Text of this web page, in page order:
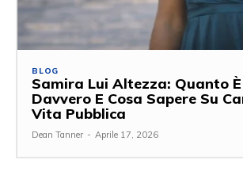
BLOG
Samira Lui Altezza: Quanto
Davvero E Cosa Sapere Su
Vita Pubblica
Dean Tanner - Aprile 17, 2026